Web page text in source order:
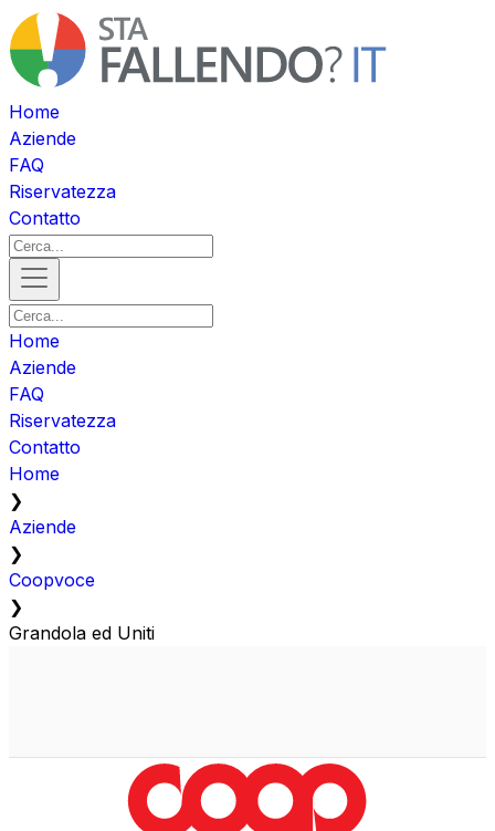
Home
Aziende
FAQ
Riservatezza
Contatto
Home
Aziende
FAQ
Riservatezza
Contatto
Home
❯
Aziende
❯
Coopvoce
❯
Grandola ed Uniti